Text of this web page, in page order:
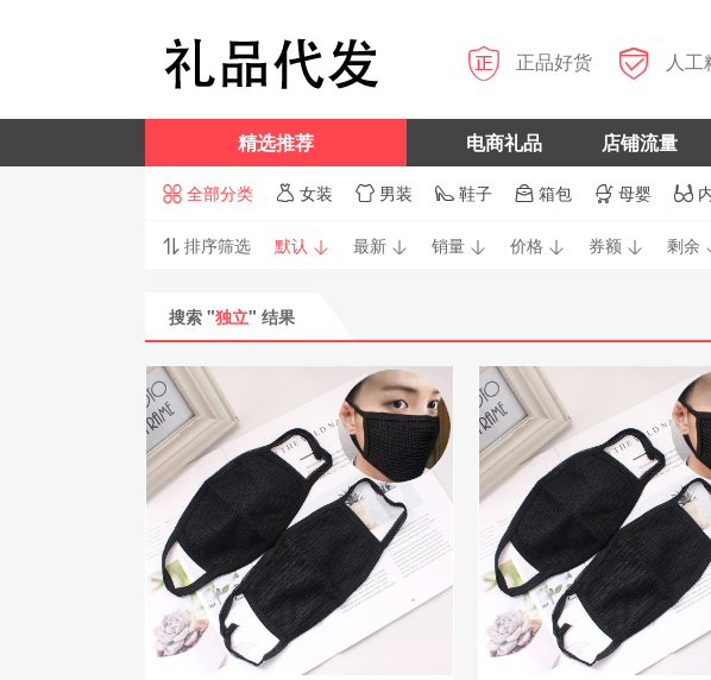
 正品好货  人工
精选推荐 电商礼品 店铺流量
 全部分类  女装  男装  鞋子  箱包  母婴 
 排序筛选 默认  最新  销量  价格  券额  剩余
搜索 "独立" 结果